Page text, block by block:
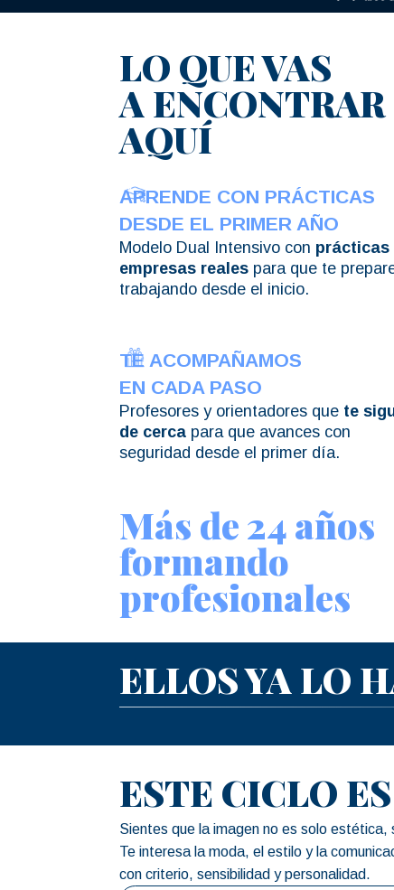
LO QUE VAS
A ENCONTRAR
AQUÍ
APRENDE CON PRÁCTICAS
DESDE EL PRIMER AÑO
Modelo Dual Intensivo con prácticas
empresas reales para que te
trabajando desde el inicio.
TE ACOMPAÑAMOS
EN CADA PASO
Profesores y orientadores que te
de cerca para que avances con
seguridad desde el primer día.
Más de 24 años
formando
profesionales
ELLOS YA LO
ESTE CICLO
Sientes que la imagen no es solo estética,
Te interesa la moda, el estilo y la
con criterio, sensibilidad y personalidad.